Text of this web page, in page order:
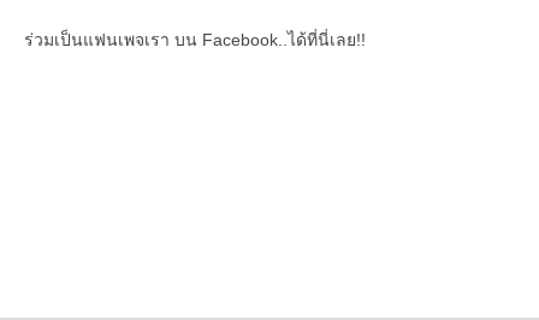
ร่วมเป็นแฟนเพจเรา บน Facebook..ได้ที่นี่เลย!!